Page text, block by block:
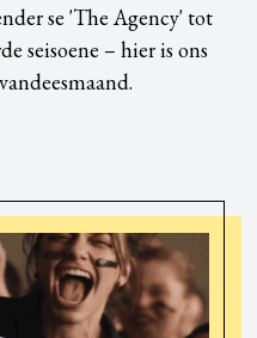
se 'The Agency' tot
seisoene – hier is ons